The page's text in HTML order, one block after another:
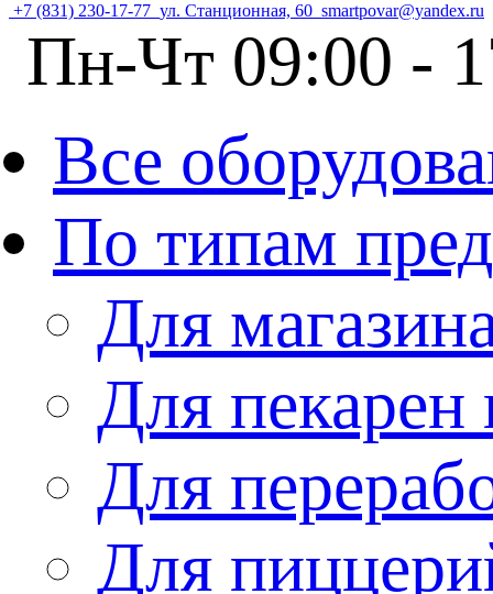
+7 (831) 230-17-77 ул. Станционная, 60 smartpovar@yandex.ru
Пн-Чт 09:00 -
Все
По типам
Для
Для пекарен
Для
Для